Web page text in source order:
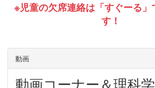
※児童の欠席連絡は「すぐーる」
す！
動画
動画コーナー＆理科